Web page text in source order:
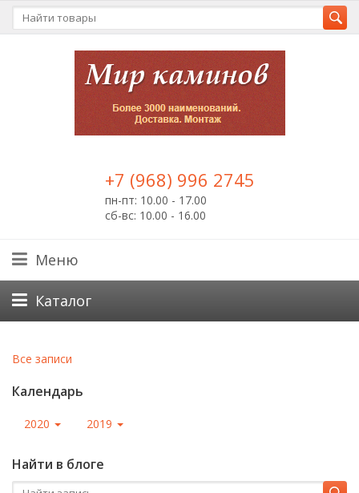
+7 (968) 996 2745
пн-пт: 10.00 - 17.00
сб-вс: 10.00 - 16.00
Меню
Каталог
Все записи
Календарь
2020 2019
Найти в блоге